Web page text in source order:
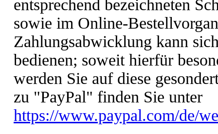
entsprechend bezeichneten
sowie im Online-
Zahlungsabwicklung kann
bedienen; soweit hierfür
werden Sie auf diese
zu "PayPal" finden Sie unter
https://www.paypal.com/de/